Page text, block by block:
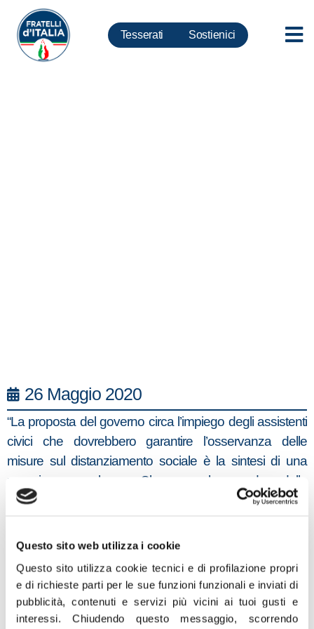
Questo sito web utilizza i cookie
Questo sito utilizza cookie tecnici e di profilazione propri
e di richieste parti per le sue funzioni funzionali e inviati di
pubblicità, contenuti e servizi più vicini ai tuoi gusti e
interessi.Chiudendo questo messaggio, scorrendo
Tesserati Sostienici
26 Maggio 2020
“La proposta del governo circa l’impiego degli assistenti
civici che dovrebbero garantire l’osservanza delle
misure sul distanziamento sociale è la sintesi di una
maggioranza nel caos. Che senso ha prendere delle
figure non formate e per di più attraverso un bando
specializzato e addestrato tra i volontari della Protezione
Carabinieri e degli Alpini, degli addetti alla sicurezza e
alla sorveglianza che si trovano senza un lavoro? Esiste
un mondo dell’associazionismo da sempre impegnato